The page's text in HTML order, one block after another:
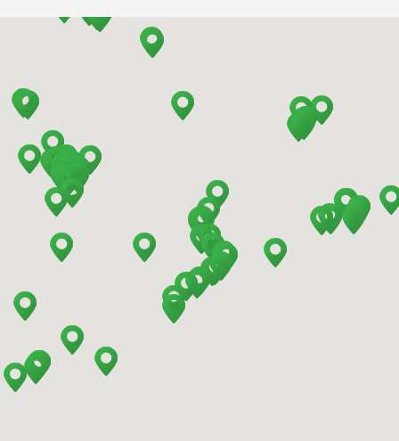
Barcelona - El Prat
Barcelona - Mataro
Barcelona - Terrassa
Benidorm - Downtown
Bilbao - Barakaldo
Bilbao - Airport